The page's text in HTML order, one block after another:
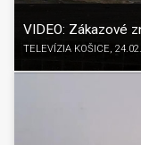
VIDEO: Zákazové
TELEVÍZIA KOŠICE,